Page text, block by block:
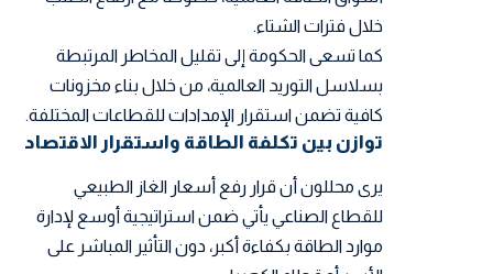
خلال فترات الشتاء.
كما تسعى الحكومة إلى تقليل المخاطر المرتبطة
بسلاسل التوريد العالمية، من خلال بناء مخزونات
كافية تضمن استقرار الإمدادات للقطاعات المختلفة.
توازن بين تكلفة الطاقة واستقرار الاقتصاد
يرى محللون أن قرار رفع أسعار الغاز الطبيعي
للقطاع الصناعي يأتي ضمن استراتيجية أوسع لإدارة
موارد الطاقة بكفاءة أكبر، دون التأثير المباشر على